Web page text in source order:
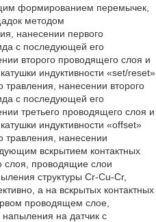
формированием перемычек,
методом
нанесении первого
с последующей его
второго проводящего слоя и
индуктивности «set/reset»
нанесении второго
с последующей его
третьего проводящего слоя и
индуктивности «offset»
травления, нанесении
вскрытием контактных
слоя, проводящие слои
структуры Cr-Cu-Cr,
а на вскрытых контактных
проводящем слое,
на датчик с